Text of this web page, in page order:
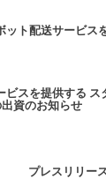
ット配送サービス
ビスを提供する
資のお知らせ
プレスリリー